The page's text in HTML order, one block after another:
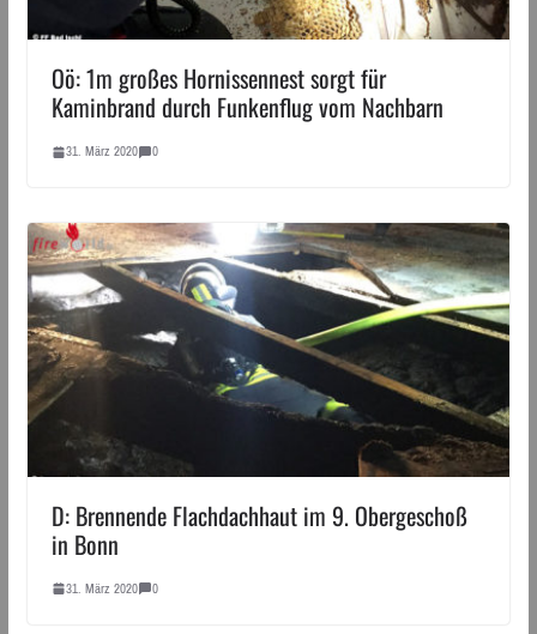
Oö: 1m großes Hornissennest sorgt für
Kaminbrand durch Funkenflug vom Nachbarn
31. März 2020 0
D: Brennende Flachdachhaut im 9. Obergeschoß
in Bonn
31. März 2020 0